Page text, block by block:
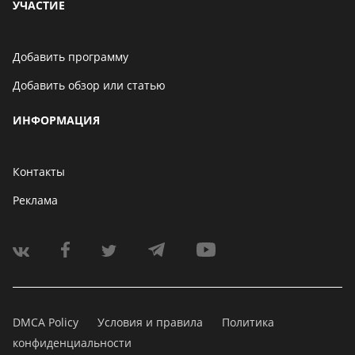
УЧАСТИЕ
Добавить программу
Добавить обзор или статью
ИНФОРМАЦИЯ
Контакты
Реклама
DMCA Policy Условия и правила
Политика
конфиденциальности